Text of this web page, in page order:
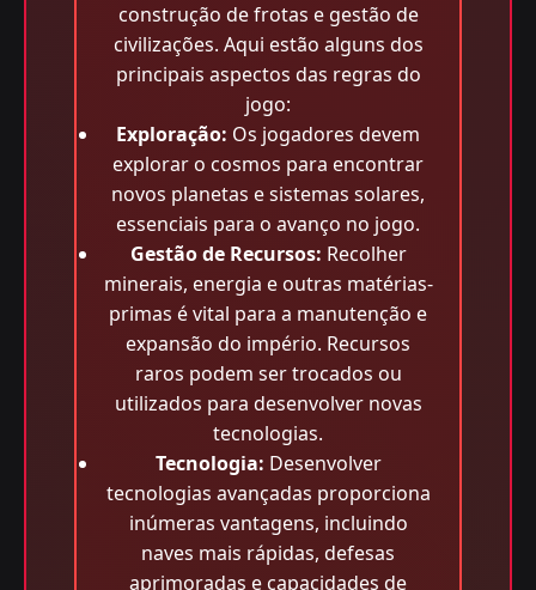
construção de frotas e gestão de
civilizações. Aqui estão alguns dos
principais aspectos das regras do
jogo:
Exploração: Os jogadores devem
explorar o cosmos para encontrar
novos planetas e sistemas solares,
essenciais para o avanço no jogo.
Gestão de Recursos: Recolher
minerais, energia e outras matérias-
primas é vital para a manutenção e
expansão do império. Recursos
raros podem ser trocados ou
utilizados para desenvolver novas
tecnologias.
Tecnologia: Desenvolver
tecnologias avançadas proporciona
inúmeras vantagens, incluindo
naves mais rápidas, defesas
aprimoradas e capacidades de